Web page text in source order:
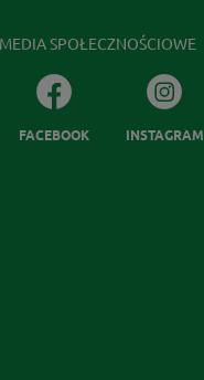
MEDIA SPOŁECZNOŚCIOWE
FACEBOOK INSTAGRAM